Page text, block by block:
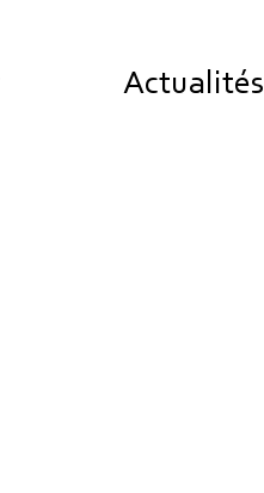
Actualités